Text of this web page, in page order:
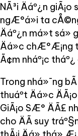
NÃ³i Äáº¿n
ngÆ°á»i ta
Äáº¿n má»t sá»­
Äá»c
Ã¢m nháº¡c
Trong nhá»¯ng bÃ
thuáº­t Äá»c
GiÃ¡o SÆ° ÄÃ£
cho ÄÃ suy